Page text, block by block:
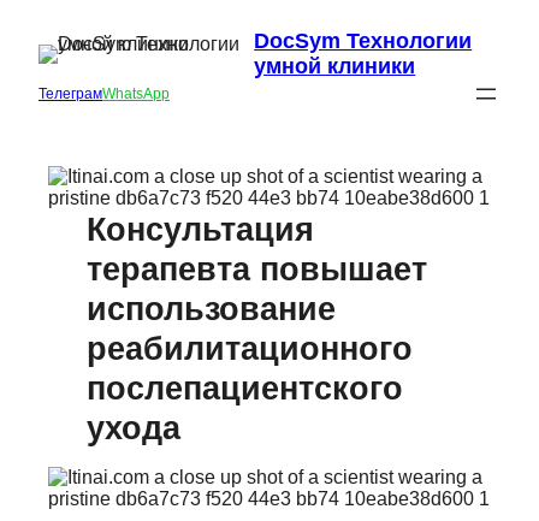
DocSym Технологии
умной клиники
ТелеграмWhatsApp
Консультация
терапевта повышает
использование
реабилитационного
послепациентского
ухода